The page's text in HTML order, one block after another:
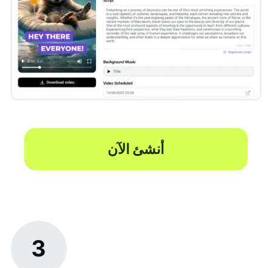
أنشئ الآن
3